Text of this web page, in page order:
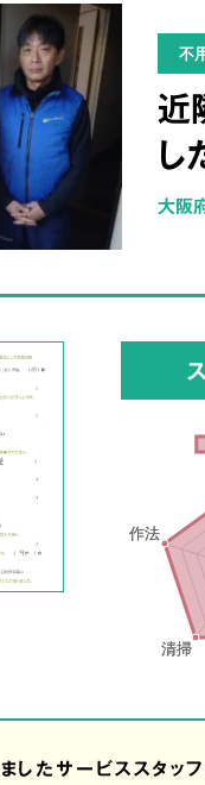
不
近
し
大阪
したサービススタッ